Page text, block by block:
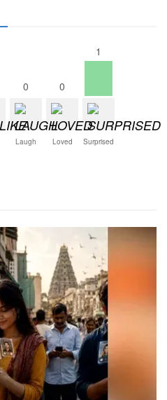
0
Laugh
0
Loved
1
Surprised